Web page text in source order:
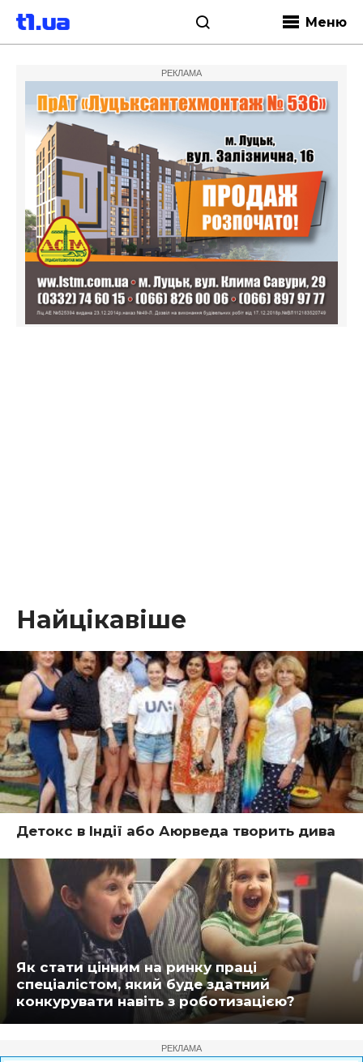
Меню
РЕКЛАМА
Найцікавіше
Детокс в Індії або Аюрведа творить дива
Як стати цінним на ринку праці
спеціалістом, який буде здатний
конкурувати навіть з роботизацією?
РЕКЛАМА